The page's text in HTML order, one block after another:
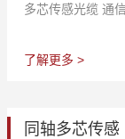
多芯传感光缆 通
了解更多 >
同轴多芯传感